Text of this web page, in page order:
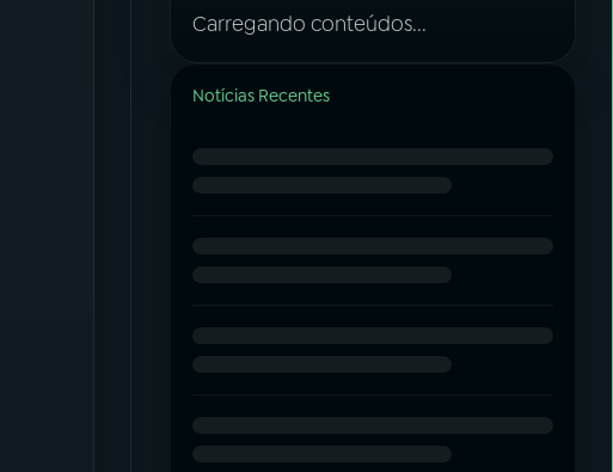
Carregando conteúdos...
Notícias Recentes